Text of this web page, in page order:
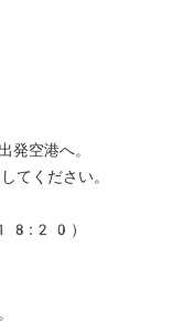
発空港へ。
てください。
）